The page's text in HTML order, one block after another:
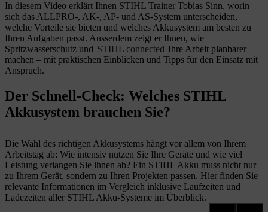
In diesem Video erklärt Ihnen STIHL Trainer Tobias Sinn, worin
sich das ALLPRO-, AK-, AP- und AS-System unterscheiden,
welche Vorteile sie bieten und welches Akkusystem am besten zu
Ihren Aufgaben passt. Ausserdem zeigt er Ihnen, wie
Spritzwasserschutz und STIHL connected Ihre Arbeit planbarer
machen – mit praktischen Einblicken und Tipps für den Einsatz mit
Anspruch.
Der Schnell-Check: Welches STIHL
Akkusystem brauchen Sie?
Die Wahl des richtigen Akkusystems hängt vor allem von Ihrem
Arbeitstag ab: Wie intensiv nutzen Sie Ihre Geräte und wie viel
Leistung verlangen Sie ihnen ab? Ein STIHL Akku muss nicht nur
zu Ihrem Gerät, sondern zu Ihren Projekten passen. Hier finden Sie
relevante Informationen im Vergleich inklusive Laufzeiten und
Ladezeiten aller STIHL Akku-Systeme im Überblick.